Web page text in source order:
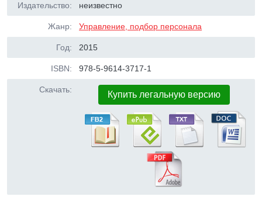
Издательство: неизвестно
Жанр: Управление, подбор персонала
Год: 2015
ISBN: 978-5-9614-3717-1
Скачать: Купить легальную версию